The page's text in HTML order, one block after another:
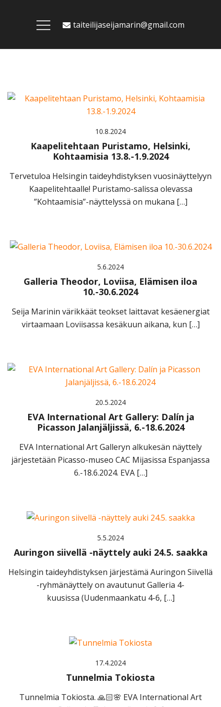
taiteilijaseijamarin@gmail.com
10.8.2024
Kaapelitehtaan Puristamo, Helsinki,
Kohtaamisia 13.8.-1.9.2024
Tervetuloa Helsingin taideyhdistyksen vuosinäyttelyyn
Kaapelitehtaalle! Puristamo-salissa olevassa
”Kohtaamisia”-näyttelyssä on mukana […]
5.6.2024
Galleria Theodor, Loviisa, Elämisen iloa
10.-30.6.2024
Seija Marinin värikkäät teokset laittavat kesäenergiat
virtaamaan Loviisassa kesäkuun aikana, kun […]
20.5.2024
EVA International Art Gallery: Dalín ja
Picasson Jalanjäljissä, 6.-18.6.2024
EVA International Art Galleryn alkukesän näyttely
järjestetään Picasso-museo CAC Mijasissa Espanjassa
6.-18.6.2024. EVA […]
5.5.2024
Auringon siivellä -näyttely auki 24.5. saakka
Helsingin taideyhdistyksen järjestämä Auringon Siivellä
-ryhmänäyttely on avautunut Galleria 4-
kuusissa (Uudenmaankatu 4-6, […]
17.4.2024
Tunnelmia Tokiosta
Tunnelmia Tokiosta. 🙏🏻🌸 EVA International Art